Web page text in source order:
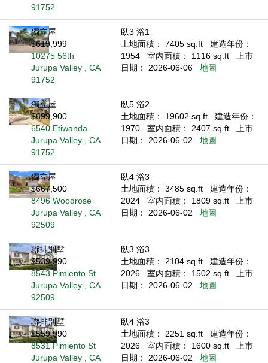
91752
獨立屋
$619,999
10275 56th
Jurupa Valley , CA
91752
臥3 浴1
土地面積： 7405 sq.ft
建造年份：
1954
室內面積： 1116 sq.ft
上市
日期： 2026-06-06
地圖
獨立屋
$699,900
6540 Etiwanda
Jurupa Valley , CA
91752
臥5 浴2
土地面積： 19602 sq.ft
建造年份：
1970
室內面積： 2407 sq.ft
上市
日期： 2026-06-02
地圖
獨立屋
$667,500
8496 Woodrose
Jurupa Valley , CA
92509
臥4 浴3
土地面積： 3485 sq.ft
建造年份：
2024
室內面積： 1809 sq.ft
上市
日期： 2026-06-02
地圖
聯排別墅
$539,990
8543 Pimiento St
Jurupa Valley , CA
92509
臥3 浴3
土地面積： 2104 sq.ft
建造年份：
2026
室內面積： 1502 sq.ft
上市
日期： 2026-06-02
地圖
聯排別墅
$559,990
8531 Pimiento St
Jurupa Valley , CA
臥4 浴3
土地面積： 2251 sq.ft
建造年份：
2026
室內面積： 1600 sq.ft
上市
日期： 2026-06-02
地圖